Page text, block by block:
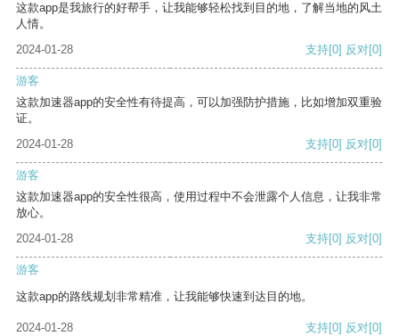
这款app是我旅行的好帮手，让我能够轻松找到目的地，了解当地的风土
人情。
2024-01-28
支持[0] 反对[0]
游客
这款加速器app的安全性有待提高，可以加强防护措施，比如增加双重验
证。
2024-01-28
支持[0] 反对[0]
游客
这款加速器app的安全性很高，使用过程中不会泄露个人信息，让我非常
放心。
2024-01-28
支持[0] 反对[0]
游客
这款app的路线规划非常精准，让我能够快速到达目的地。
2024-01-28 支持[0] 反对[0]